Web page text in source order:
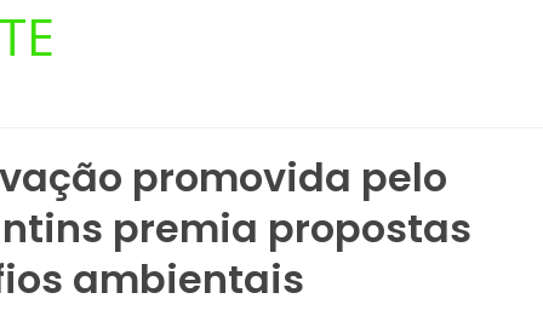
promovida pelo
premia propostas
ambientais